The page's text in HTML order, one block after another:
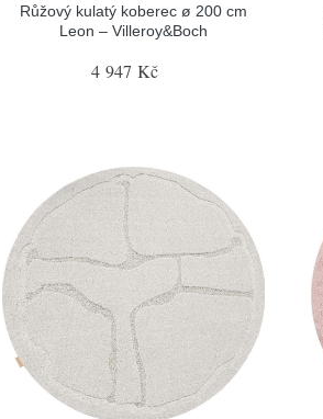
Růžový kulatý koberec ø 200 cm
Leon – Villeroy&Boch
4 947 Kč